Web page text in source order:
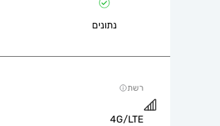
נתונים
רשת
4G/LTE